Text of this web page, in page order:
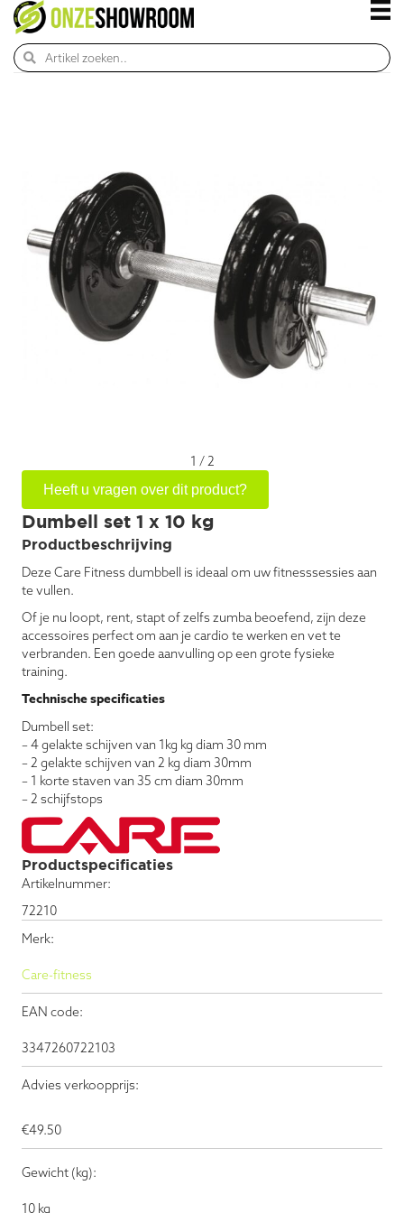
Productspecificaties
Artikelnummer:
72210
Merk:
Care-fitness
EAN code:
3347260722103
Advies verkoopprijs:
€49.50
Gewicht (kg):
10 kg
1 /2
Heeft u vragen over dit product?
Dumbell set 1 x 10 kg
Productbeschrijving
Deze Care Fitness dumbbell is ideaal om uw fitnesssessies aan
te vullen.
Of je nu loopt, rent, stapt of zelfs zumba beoefend, zijn deze
accessoires perfect om aan je cardio te werken en vet te
verbranden. Een goede aanvulling op een grote fysieke
training.
Technische specificaties
Dumbell set:
– 4 gelakte schijven van 1kg kg diam 30 mm
– 2 gelakte schijven van 2 kg diam 30mm
– 1 korte staven van 35 cm diam 30mm
– 2 schijfstops